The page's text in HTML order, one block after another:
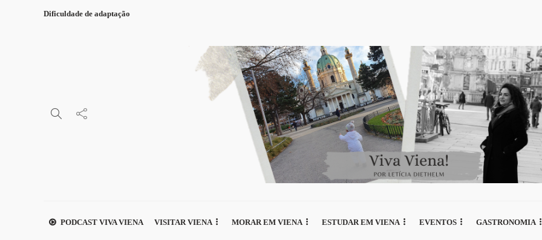
Dificuldade de adaptação
PODCAST VIVA VIENA VISITAR VIENA MORAR EM VIENA ESTUDAR EM VIENA EVENTOS GASTRONOMIA